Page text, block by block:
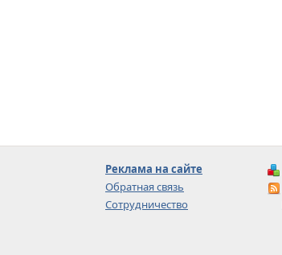
Реклама на сайте
Обратная связь
Сотрудничество